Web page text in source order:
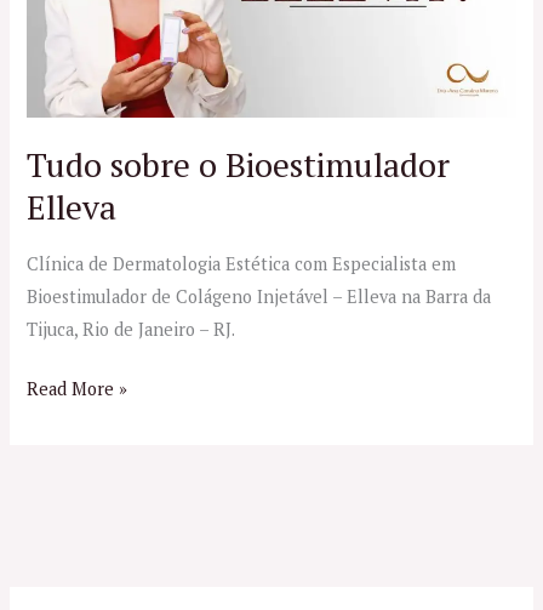
Tudo sobre o Bioestimulador
Elleva
Clínica de Dermatologia Estética com Especialista em
Bioestimulador de Colágeno Injetável – Elleva na Barra da
Tijuca, Rio de Janeiro – RJ.
Read More »